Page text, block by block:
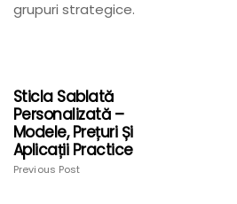
grupuri strategice.
Sticla Sablată
Personalizată –
Modele, Prețuri Și
Aplicații Practice
Previous Post